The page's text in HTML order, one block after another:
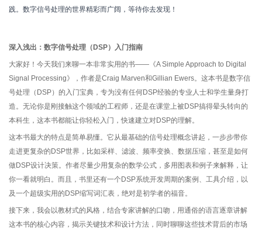
践。数字信号处理的世界精彩而广阔，等待你去发现！
深入浅出：数字信号处理（DSP）入门指南
大家好！今天我们来聊一本非常实用的书——《A Simple Approach to Digital
Signal Processing》，作者是Craig Marven和Gillian Ewers。这本书是数字信
号处理（DSP）的入门宝典，专为没有任何DSP经验的专业人士和学生量身打
造。无论你是刚接触这个领域的工程师，还是在课堂上被DSP搞得晕头转向的
本科生，这本书都能让你轻松入门，快速建立对DSP的理解。
这本书最大的特点是简单易懂。它从最基础的信号处理概念讲起，一步步带你
走进更复杂的DSP世界，比如采样、滤波、频率变换、数据压缩，甚至是如何
做DSP设计决策。作者尽量少用复杂的数学公式，多用图表和例子来解释，让
你一看就明白。而且，书里还有一个DSP系统开发周期的案例、工具介绍，以
及一个超级实用的DSP缩写词汇表，绝对是初学者的福音。
接下来，我会以教材式的风格，结合专家讲解的口吻，用通俗的语言逐章讲解
这本书的核心内容，揭示关键技术和设计方法，同时聊聊这些技术背后的市场